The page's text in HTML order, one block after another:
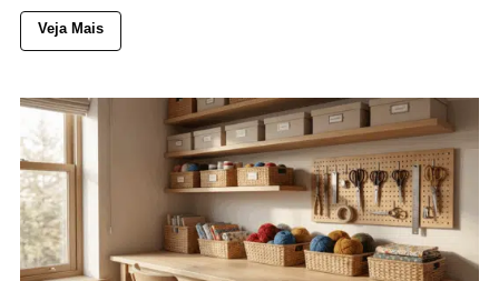
Veja Mais